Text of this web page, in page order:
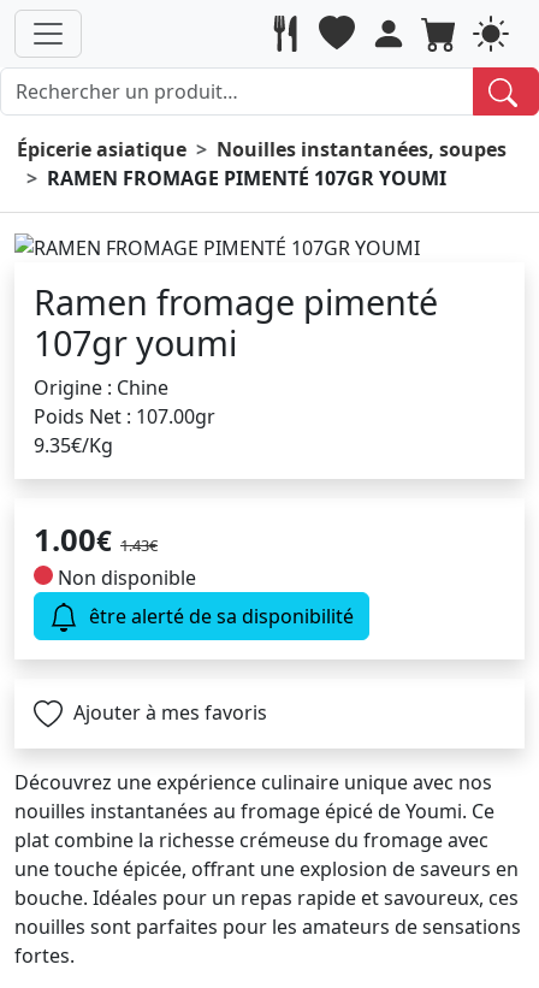
Épicerie asiatique
Nouilles instantanées, soupes
RAMEN FROMAGE PIMENTÉ 107GR YOUMI
Ramen fromage pimenté
107gr youmi
Origine : Chine
Poids Net : 107.00gr
9.35€/Kg
1.00€ 1.43€
Non disponible
être alerté de sa disponibilité
Ajouter à mes favoris
Découvrez une expérience culinaire unique avec nos
nouilles instantanées au fromage épicé de Youmi. Ce
plat combine la richesse crémeuse du fromage avec
une touche épicée, offrant une explosion de saveurs en
bouche. Idéales pour un repas rapide et savoureux, ces
nouilles sont parfaites pour les amateurs de sensations
fortes.